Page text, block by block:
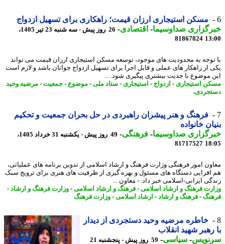
مسکن استیجاری ارزان قیمت؛ راهکاری برای تسهیل ازدواج
صداوسیما-اقتصادی-
26 روز پیش - سه شنبه 23 تیر 1405،
81867824
به محدودیت های موجود، توسعه مسکن استیجاری ارزان قیمت می تواند
از راهکار های عملی و قابل اجرا برای تسهیل ازدواج جوانان باشد و لازم است
موضوع با جدیت بیشتری پیگیری شود. ...
استیجاری- ازدواج -استیجاری- ستاد ملی -موضوع-جمعیت-مرضیه وحید
فرهنگ و هنر پیشران راهبردی در حل بحران جمعیت و تحکیم
خانواده
صداوسیما-فرهنگی-
49 روز پیش - یکشنبه 31 خرداد 1405،
81717527
امور فرهنگی وزارت فرهنگ و ارشاد اسلامی از تدوین برنامه های عملیاتی،
دستگاه های مسئول و بهره گیری از ظرفیت های هنری برای ترویج سبک
ایرانی-اسلامی خبر داد. - معاون ...
فرهنگ و ارشاد اسلامی-فرهنگ و ارشاد اسلامی-وزارت فرهنگ و ارشاد -
-فرهنگ و ارشاد -ارشاد اسلامی-وزارت فرهنگ
خاطره مرضیه وحید دستجردی از دیدار
شهید انقلاب
-سیاسی-
59 روز پیش - پنجشنبه 21